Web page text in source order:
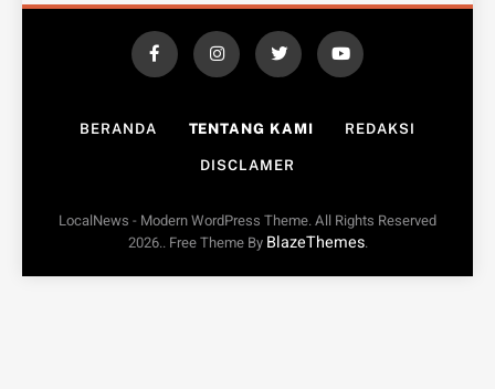
BERANDA TENTANG KAMI REDAKSI
DISCLAMER
LocalNews - Modern WordPress Theme. All Rights Reserved
2026.. Free Theme By BlazeThemes.